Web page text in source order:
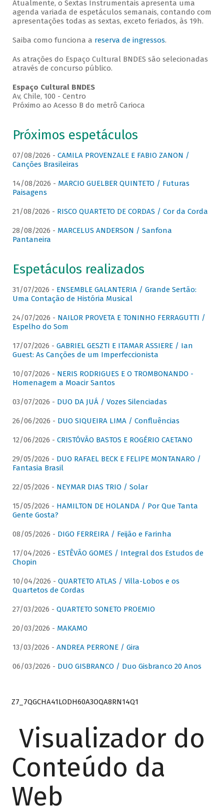
Atualmente, o Sextas Instrumentais apresenta uma
agenda variada de espetáculos semanais, contando com
apresentações todas as sextas, exceto feriados, às 19h.
Saiba como funciona a reserva de ingressos.
As atrações do Espaço Cultural BNDES são selecionadas
através de concurso público.
Espaço Cultural BNDES
Av, Chile, 100 - Centro
Próximo ao Acesso B do metrô Carioca
Próximos espetáculos
07/08/2026 - CAMILA PROVENZALE E FABIO ZANON /
Canções Brasileiras
14/08/2026 - MARCIO GUELBER QUINTETO / Futuras
Paisagens
21/08/2026 - RISCO QUARTETO DE CORDAS / Cor da Corda
28/08/2026 - MARCELUS ANDERSON / Sanfona
Pantaneira
Espetáculos realizados
31/07/2026 - ENSEMBLE GALANTERIA / Grande Sertão:
Uma Contação de História Musical
24/07/2026 - NAILOR PROVETA E TONINHO FERRAGUTTI /
Espelho do Som
17/07/2026 - GABRIEL GESZTI E ITAMAR ASSIERE / Ian
Guest: As Canções de um Imperfeccionista
10/07/2026 - NERIS RODRIGUES E O TROMBONANDO -
Homenagem a Moacir Santos
03/07/2026 - DUO DA JUÁ / Vozes Silenciadas
26/06/2026 - DUO SIQUEIRA LIMA / Confluências
12/06/2026 - CRISTÓVÃO BASTOS E ROGÉRIO CAETANO
29/05/2026 - DUO RAFAEL BECK E FELIPE MONTANARO /
Fantasia Brasil
22/05/2026 - NEYMAR DIAS TRIO / Solar
15/05/2026 - HAMILTON DE HOLANDA / Por Que Tanta
Gente Gosta?
08/05/2026 - DIGO FERREIRA / Feijão e Farinha
17/04/2026 - ESTÊVÃO GOMES / Integral dos Estudos de
Chopin
10/04/2026 - QUARTETO ATLAS / Villa-Lobos e os
Quartetos de Cordas
27/03/2026 - QUARTETO SONETO PROEMIO
20/03/2026 - MAKAMO
13/03/2026 - ANDREA PERRONE / Gira
06/03/2026 - DUO GISBRANCO / Duo Gisbranco 20 Anos
Z7_7QGCHA41LODH60A3OQA8RN14Q1
Visualizador do
Conteúdo da
Web